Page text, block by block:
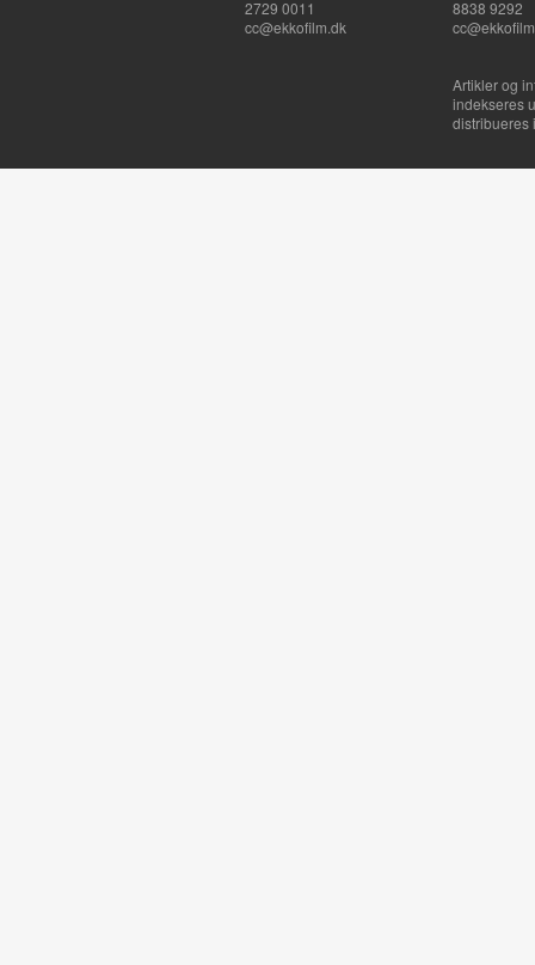
2729 0011
cc@ekkofilm.dk
8838 9292
Artikler og
indekseres
distribueres